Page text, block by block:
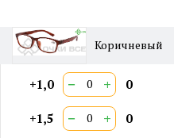
Коричневый
+1,0 − + 0
+1,5 − + 0